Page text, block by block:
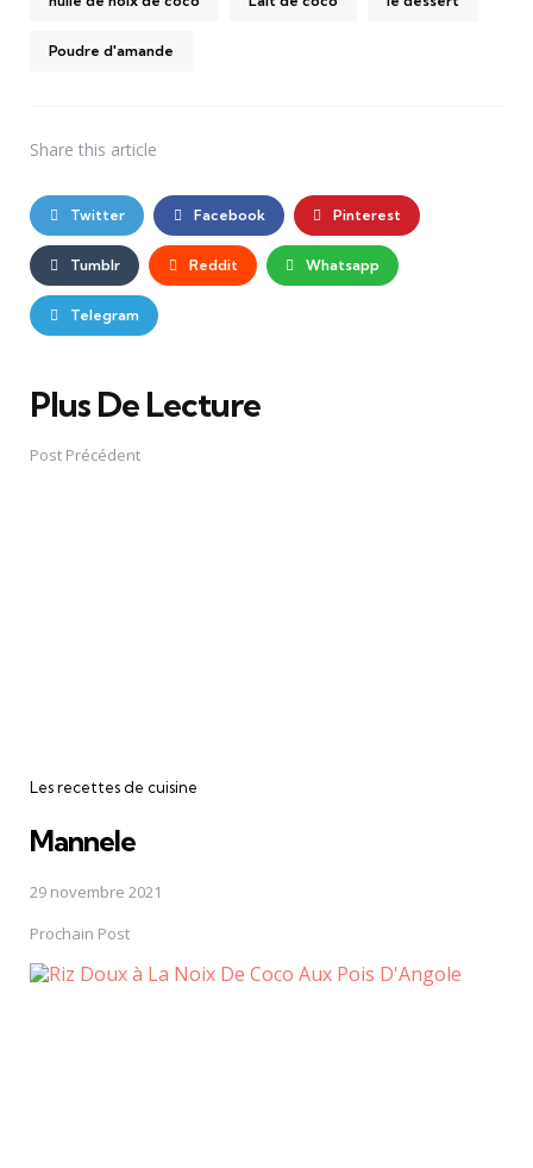
Poudre d'amande
Share this article
Twitter Facebook Pinterest
Tumblr Reddit Whatsapp
Telegram
Plus De Lecture
Post
navigation
Post Précédent
Les recettes de cuisine
Mannele
29 novembre 2021
Prochain Post